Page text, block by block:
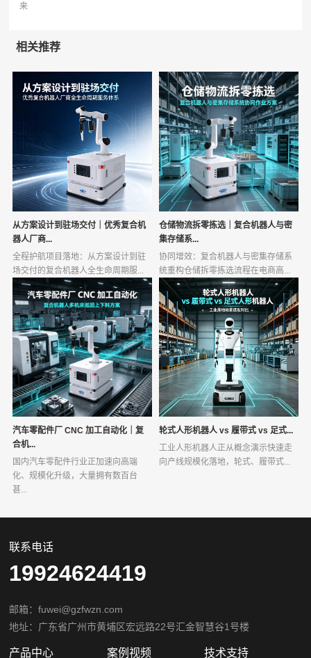
来
相关推荐
从方案设计到驻场交付｜优秀复合机
器人厂商...
全程护航项目落地：从方案设计到驻
场交付的复合机器人全生命周期服...
仓储物流拆零拣选｜复合机器人与密
集存储系...
协同增效：复合机器人与密集存储系
统重构仓储拆零拣选流程在电商高...
汽车零配件厂 CNC 加工自动化｜复
合机...
国内汽车零配件行业正加速向高端
化、规模化升级，大量拥有数百台
甚...
轮式人形机器人 vs 履带式 vs 足式...
工业人形机器人正从概念演示快速走
向产线规模化落地，轮式、履带式...
联系电话
19924624419
邮箱：fuwei@gzfwzn.com
地址：广东省广州市黄埔区宏远路22号汇金智慧谷1号楼
产品中心 案例视频 技术支持